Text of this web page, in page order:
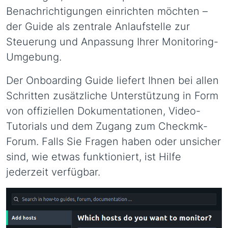
Benachrichtigungen einrichten möchten –
der Guide als zentrale Anlaufstelle zur
Steuerung und Anpassung Ihrer Monitoring-
Umgebung.
Der Onboarding Guide liefert Ihnen bei allen
Schritten zusätzliche Unterstützung in Form
von offiziellen Dokumentationen, Video-
Tutorials und dem Zugang zum Checkmk-
Forum. Falls Sie Fragen haben oder unsicher
sind, wie etwas funktioniert, ist Hilfe
jederzeit verfügbar.